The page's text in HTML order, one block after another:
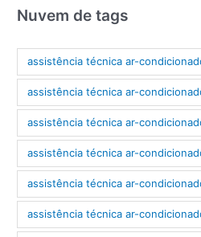
Nuvem de tags
assistência técnica ar-
assistência técnica ar-
assistência técnica ar-
assistência técnica ar-
assistência técnica ar-
assistência técnica ar-